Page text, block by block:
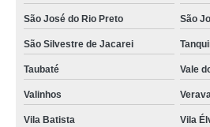
São José do Rio Preto São
São Silvestre de Jacarei
Taubaté Vale
Valinhos Verava
Vila Batista Vila